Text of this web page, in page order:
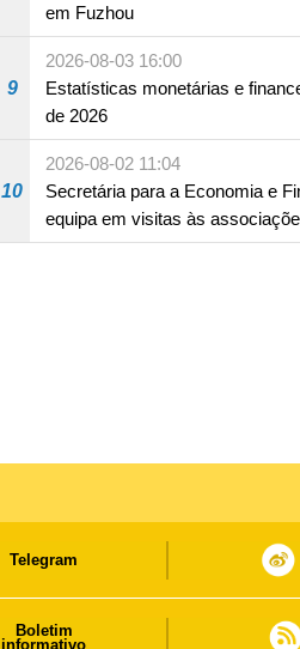
em Fuzhou
9
2026-08-03 16:00
Estatísticas monetárias e
de 2026
10
2026-08-02 11:04
Secretária para a Economia e
equipa em visitas às
consolidar consensos e
Telegram
Boletim
informativo